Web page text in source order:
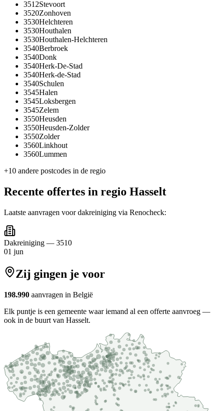
3512Stevoort
3520Zonhoven
3530Helchteren
3530Houthalen
3530Houthalen-Helchteren
3540Berbroek
3540Donk
3540Herk-De-Stad
3540Herk-de-Stad
3540Schulen
3545Halen
3545Loksbergen
3545Zelem
3550Heusden
3550Heusden-Zolder
3550Zolder
3560Linkhout
3560Lummen
+10 andere postcodes in de regio
Recente offertes in regio Hasselt
Laatste aanvragen voordakreiniging via Renocheck:
Dakreiniging — 3510
01 jun
Zij gingen je voor
198.990 aanvragen in België
Elk puntje is een gemeente waar iemand al een offerte aanvroeg —
ook in de buurt van Hasselt.